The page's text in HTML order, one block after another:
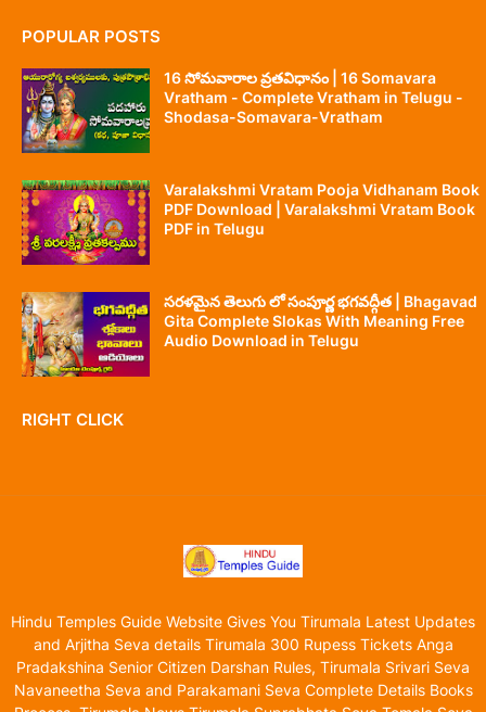
POPULAR POSTS
16 సోమవారాల వ్రతవిధానం | 16 Somavara
Vratham - Complete Vratham in Telugu -
Shodasa-Somavara-Vratham
Varalakshmi Vratam Pooja Vidhanam Book
PDF Download | Varalakshmi Vratam Book
PDF in Telugu
సరళమైన తెలుగు లో సంపూర్ణ భగవద్గీత | Bhagavad
Gita Complete Slokas With Meaning Free
Audio Download in Telugu
RIGHT CLICK
Hindu Temples Guide Website Gives You Tirumala Latest Updates
and Arjitha Seva details Tirumala 300 Rupess Tickets Anga
Pradakshina Senior Citizen Darshan Rules, Tirumala Srivari Seva
Navaneetha Seva and Parakamani Seva Complete Details Books